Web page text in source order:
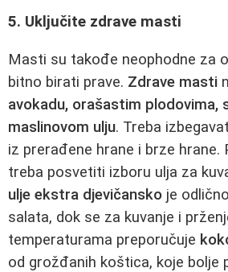
5. Uključite zdrave masti
Masti su takođe neophodne za
bitno birati prave. Zdrave masti
avokadu, orašastim plodovima,
maslinovom ulju. Treba
iz prerađene hrane i brze hrane.
treba posvetiti izboru ulja za
ulje ekstra djevičansko je
salata, dok se za kuvanje i
temperaturama preporučuje
od grožđanih koštica, koje bolje